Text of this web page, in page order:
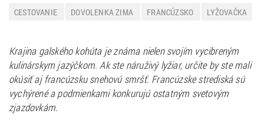
CESTOVANIE
DOVOLENKA ZIMA FRANCÚZSKO
LYŽOVAČKA
Krajina galského kohúta je známa nielen svojím vycibreným
kulinárskym jazýčkom. Ak ste náruživý lyžiar, určite by ste mali
okúsiť aj francúzsku snehovú smršť. Francúzske strediská sú
vychýrené a podmienkami konkurujú ostatným svetovým
zjazdovkám.